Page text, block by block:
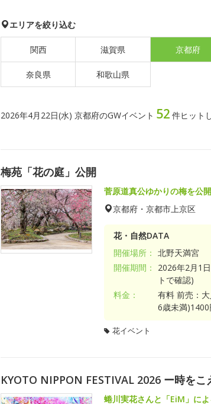
エリアを絞り込む
関西 滋賀県 京都府
奈良県 和歌山県
2026年4月22日(水) 京都府のGWイベント 52 件ヒット
梅苑「花の庭」公開
菅原道真公ゆかりの梅を公開
京都府・京都市上京区
花・自然DATA
開催場所： 北野天満宮
開催期間：
2026年2月1
トで確認)
料金：
有料 前売：
6歳未満
花イベント
KYOTO NIPPON FESTIVAL 2026 ー時を
蜷川実花さんと「EiM」に